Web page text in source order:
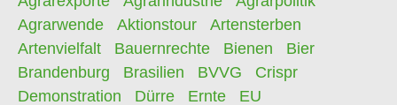
Agrarwende
Aktionstour
Artensterben
Artenvielfalt
Bauernrechte Bienen
Bier
Brandenburg
Brasilien BVVG
Crispr
Demonstration
Dürre Ernte
EU